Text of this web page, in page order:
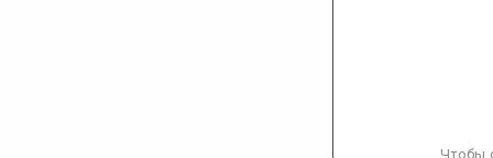
Чтобы